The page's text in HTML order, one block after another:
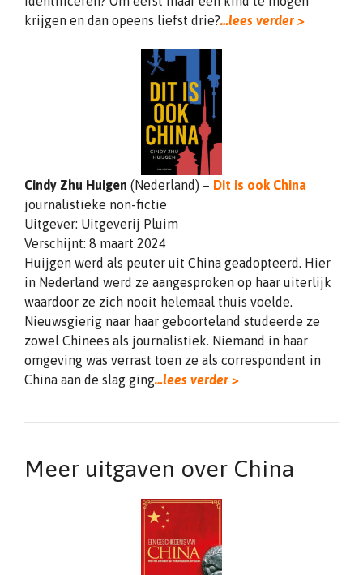
krijgen en dan opeens liefst drie?…lees verder >
Cindy Zhu Huigen (Nederland) – Dit is ook China
journalistieke non-fictie
Uitgever: Uitgeverij Pluim
Verschijnt: 8 maart 2024
Huijgen werd als peuter uit China geadopteerd. Hier
in Nederland werd ze aangesproken op haar uiterlijk
waardoor ze zich nooit helemaal thuis voelde.
Nieuwsgierig naar haar geboorteland studeerde ze
zowel Chinees als journalistiek. Niemand in haar
omgeving was verrast toen ze als correspondent in
China aan de slag ging…lees verder >
Meer uitgaven over China